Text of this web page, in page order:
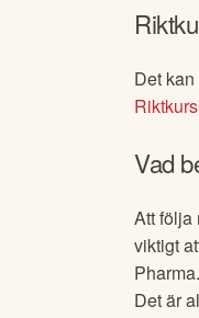
Det
Vad
Att följa
viktigt
Pharma
Det är